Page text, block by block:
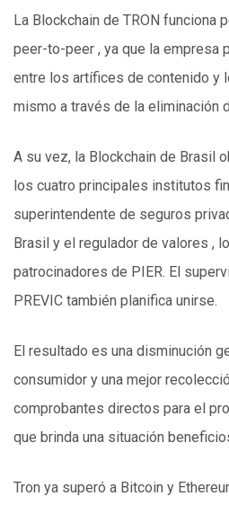
La Blockchain de TRON funciona
peer-to-peer , ya que la empresa
entre los artífices de contenido y
mismo a través de la eliminación
A su vez, la Blockchain de Brasil
los cuatro principales institutos
superintendente de seguros
Brasil y el regulador de valores ,
patrocinadores de PIER. El
PREVIC también planifica unirse.
El resultado es una disminución
consumidor y una mejor
comprobantes directos para el
que brinda una situación
Tron ya superó a Bitcoin y